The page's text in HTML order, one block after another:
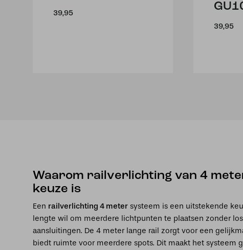
39,95
39,95
Waarom railverlichting van 4
keuze is
Een railverlichting 4 meter systeem is een uitstekende
lengte wil om meerdere lichtpunten te plaatsen zonder
aansluitingen. De 4 meter lange rail zorgt voor een
biedt ruimte voor meerdere spots. Dit maakt het systeem